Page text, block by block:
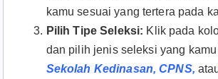
kamu sesuai yang tertera pada
Pilih Tipe Seleksi: Klik pada
dan pilih jenis seleksi yang
Sekolah Kedinasan, CPNS,